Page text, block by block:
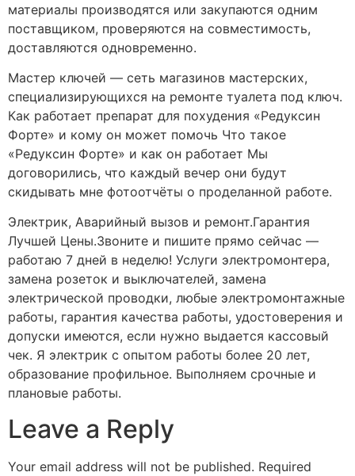
материалы производятся или закупаются одним
поставщиком, проверяются на совместимость,
доставляются одновременно.
Мастер ключей — сеть магазинов мастерских,
специализирующихся на ремонте туалета под ключ.
Как работает препарат для похудения «Редуксин
Форте» и кому он может помочь Что такое
«Редуксин Форте» и как он работает Мы
договорились, что каждый вечер они будут
скидывать мне фотоотчёты о проделанной работе.
Электрик, Аварийный вызов и ремонт.Гарантия
Лучшей Цены.Звоните и пишите прямо сейчас —
работаю 7 дней в неделю! Услуги электромонтера,
замена розеток и выключателей, замена
электрической проводки, любые электромонтажные
работы, гарантия качества работы, удостоверения и
допуски имеются, если нужно выдается кассовый
чек. Я электрик с опытом работы более 20 лет,
образование профильное. Выполняем срочные и
плановые работы.
Leave a Reply
Your email address will not be published. Required